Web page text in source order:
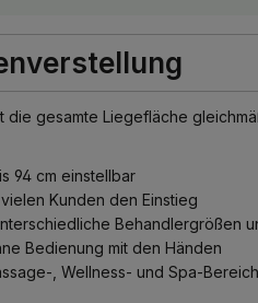
gesamte Liegefläche
94 cm einstellbar
Kunden den Einstieg
Behandlergrößen
Bedienung mit den Händen
, Wellness- und Spa-